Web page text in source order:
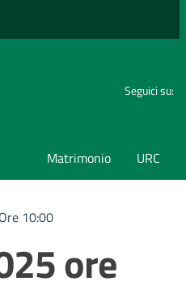
Seguici su:
Matrimonio URC
10:00
ore